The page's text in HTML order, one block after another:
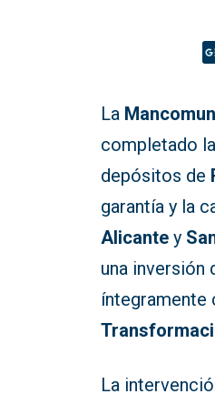
La
completado
depósitos de
garantía y la
Alicante y
una inversión
íntegramente
La